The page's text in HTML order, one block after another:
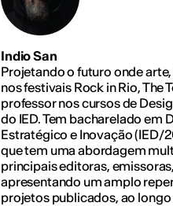
Indio San
Projetando o futuro onde
nos festivais Rock in Rio, The
professor nos cursos de
do IED. Tem bacharelado em
Estratégico e Inovação (IED/
que tem uma abordagem
principais editoras,
apresentando um amplo
projetos publicados, ao